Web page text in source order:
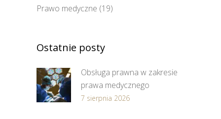
Prawo medyczne (19)
Ostatnie posty
Obsługa prawna w zakresie
prawa medycznego
7 sierpnia 2026